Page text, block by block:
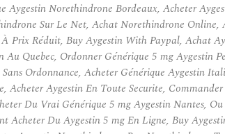
Norethindrone Bordeaux, Acheter
Sur Le Net, Achat Norethindrone
Prix Réduit, Buy Aygestin With Paypal, Achat
Quebec, Ordonner Générique 5 mg Aygestin
Ordonnance, Acheter Générique Aygestin
Aygestin En Toute Securite,
Du Vrai Générique 5 mg Aygestin Nantes,
Acheter Du Aygestin 5 mg En Ligne, Buy